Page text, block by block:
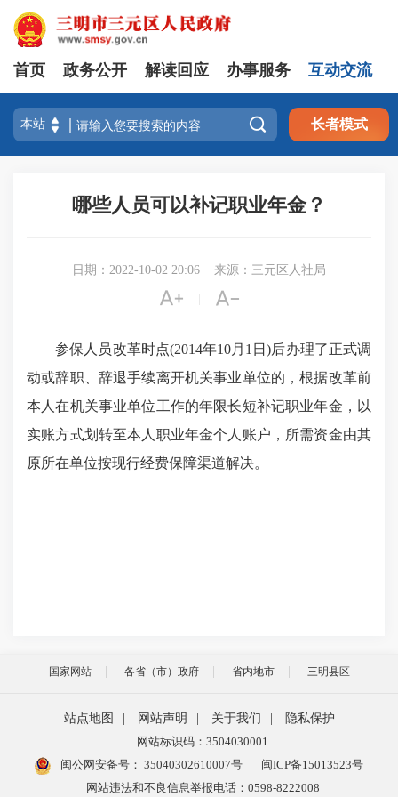
首页 政务公开 解读回应 办事服务 互动交流
 长者模式
哪些人员可以补记职业年金？
日期：2022-10-02 20:06 来源：三元区人社局
 
参保人员改革时点(2014年10月1日)后办理了正式调
动或辞职、辞退手续离开机关事业单位的，根据改革前
本人在机关事业单位工作的年限长短补记职业年金，以
实账方式划转至本人职业年金个人账户，所需资金由其
原所在单位按现行经费保障渠道解决。
国家网站 各省（市）政府 省内地市 三明县区
站点地图 网站声明 关于我们
隐私保护
网站标识码：3504030001
闽公网安备号： 35040302610007号
闽ICP备15013523号
网站违法和不良信息举报电话：0598-8222008